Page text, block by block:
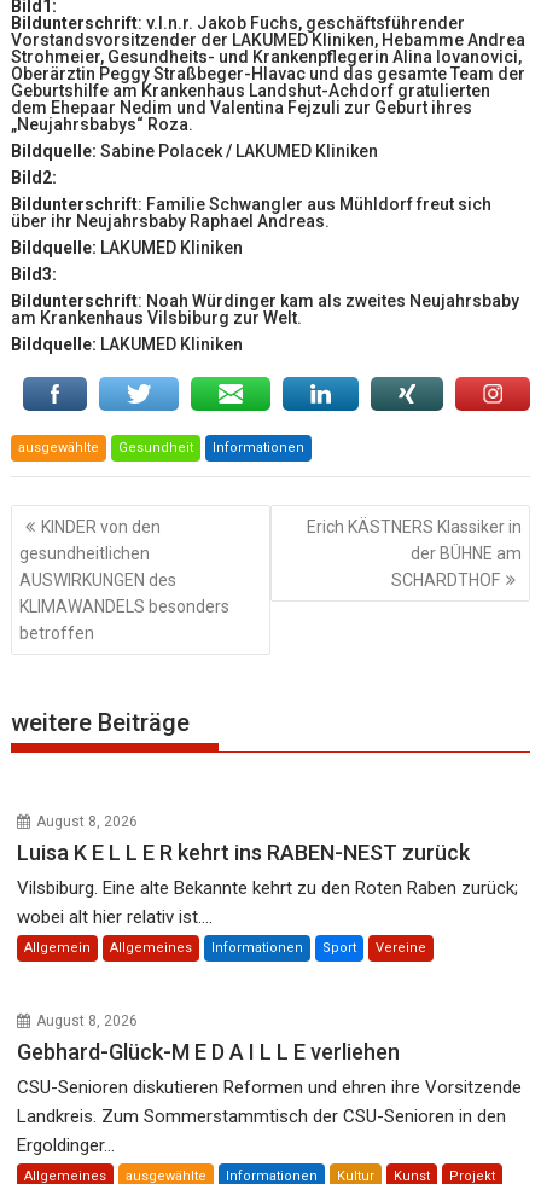
Bild1:
Bildunterschrift: v.l.n.r. Jakob Fuchs, geschäftsführender
Vorstandsvorsitzender der LAKUMED Kliniken, Hebamme Andrea
Strohmeier, Gesundheits- und Krankenpflegerin Alina Iovanovici,
Oberärztin Peggy Straßbeger-Hlavac und das gesamte Team der
Geburtshilfe am Krankenhaus Landshut-Achdorf gratulierten
dem Ehepaar Nedim und Valentina Fejzuli zur Geburt ihres
„Neujahrsbabys“ Roza.
Bildquelle: Sabine Polacek / LAKUMED Kliniken
Bild2:
Bildunterschrift: Familie Schwangler aus Mühldorf freut sich
über ihr Neujahrsbaby Raphael Andreas.
Bildquelle: LAKUMED Kliniken
Bild3:
Bildunterschrift: Noah Würdinger kam als zweites Neujahrsbaby
am Krankenhaus Vilsbiburg zur Welt.
Bildquelle: LAKUMED Kliniken
ausgewählte Gesundheit Informationen
Beitragsnavigation
KINDER von den
gesundheitlichen
AUSWIRKUNGEN des
KLIMAWANDELS besonders
betroffen
Erich KÄSTNERS Klassiker in
der BÜHNE am
SCHARDTHOF
weitere Beiträge
August 8, 2026
Luisa K E L L E R kehrt ins RABEN-NEST zurück
Vilsbiburg. Eine alte Bekannte kehrt zu den Roten Raben zurück;
wobei alt hier relativ ist....
Allgemein Allgemeines Informationen Sport Vereine
August 8, 2026
Gebhard-Glück-M E D A I L L E verliehen
CSU-Senioren diskutieren Reformen und ehren ihre Vorsitzende
Landkreis. Zum Sommerstammtisch der CSU-Senioren in den
Ergoldinger...
Allgemeines ausgewählte Informationen Kultur Kunst Projekt